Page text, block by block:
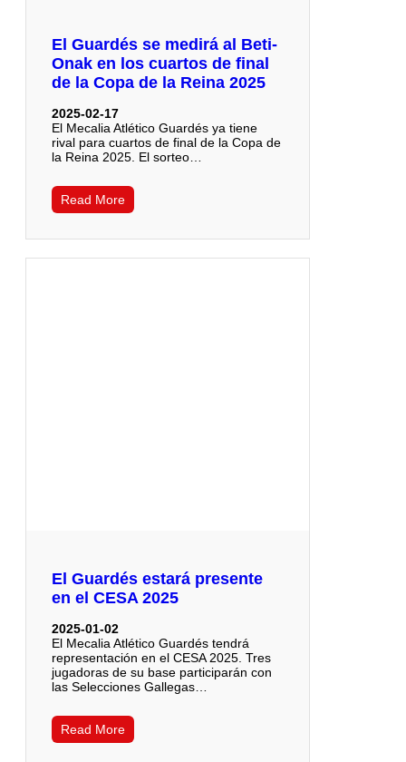
El Guardés se medirá al Beti-
Onak en los cuartos de final
de la Copa de la Reina 2025
2025-02-17
El Mecalia Atlético Guardés ya tiene
rival para cuartos de final de la Copa de
la Reina 2025. El sorteo…
Read More
El Guardés estará presente
en el CESA 2025
2025-01-02
El Mecalia Atlético Guardés tendrá
representación en el CESA 2025. Tres
jugadoras de su base participarán con
las Selecciones Gallegas…
Read More